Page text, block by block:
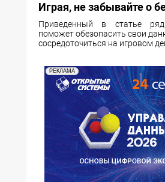
Играя, не забывайте о
Приведенный в статье
поможет обезопасить свои
сосредоточиться на игровом
РЕКЛАМА